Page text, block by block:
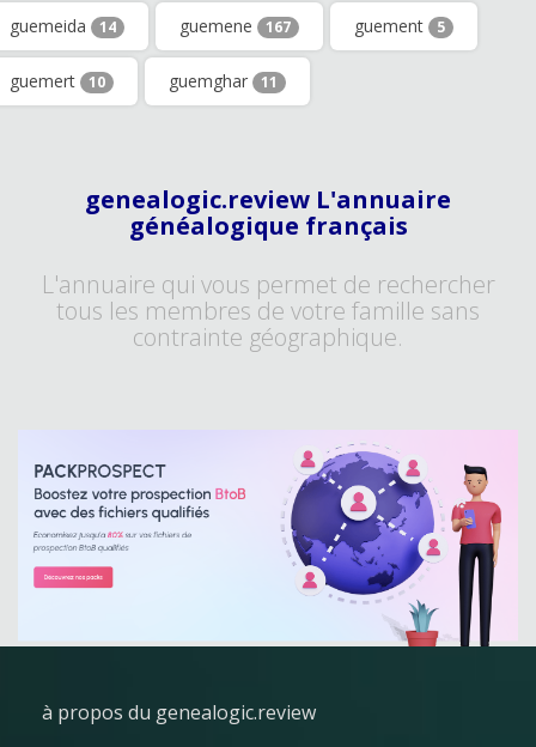
guemeida 14 guemene 167 guement 5
guemert 10 guemghar 11
genealogic.review L'annuaire
généalogique français
L'annuaire qui vous permet de rechercher
tous les membres de votre famille sans
contrainte géographique.
à propos du genealogic.review